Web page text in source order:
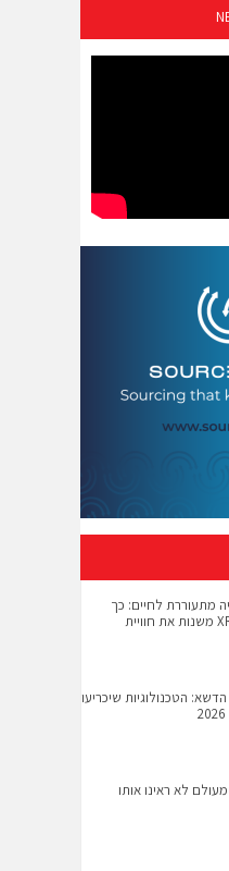
מתעוררת לחיים: כך
טכנולוגיות XR משנות את חוויית
הטכנולוגיות שיכריעו
לא ראינו אותו